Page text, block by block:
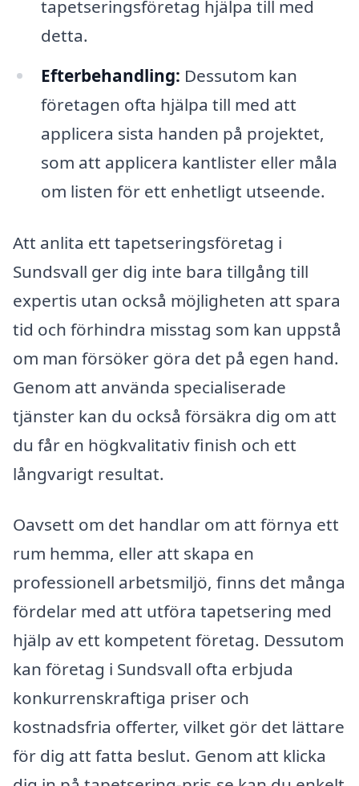
tapetseringsföretag hjälpa till med
detta.
Efterbehandling: Dessutom kan
företagen ofta hjälpa till med att
applicera sista handen på projektet,
som att applicera kantlister eller måla
om listen för ett enhetligt utseende.
Att anlita ett tapetseringsföretag i
Sundsvall ger dig inte bara tillgång till
expertis utan också möjligheten att spara
tid och förhindra misstag som kan uppstå
om man försöker göra det på egen hand.
Genom att använda specialiserade
tjänster kan du också försäkra dig om att
du får en högkvalitativ finish och ett
långvarigt resultat.
Oavsett om det handlar om att förnya ett
rum hemma, eller att skapa en
professionell arbetsmiljö, finns det många
fördelar med att utföra tapetsering med
hjälp av ett kompetent företag. Dessutom
kan företag i Sundsvall ofta erbjuda
konkurrenskraftiga priser och
kostnadsfria offerter, vilket gör det lättare
för dig att fatta beslut. Genom att klicka